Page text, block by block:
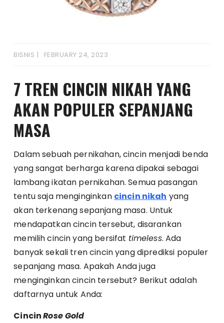
BISNIS FEBRUARY 24, 2023
7 TREN CINCIN NIKAH YANG
AKAN POPULER SEPANJANG
MASA
Dalam sebuah pernikahan, cincin menjadi benda
yang sangat berharga karena dipakai sebagai
lambang ikatan pernikahan. Semua pasangan
tentu saja menginginkan cincin nikah yang
akan terkenang sepanjang masa. Untuk
mendapatkan cincin tersebut, disarankan
memilih cincin yang bersifat timeless. Ada
banyak sekali tren cincin yang diprediksi populer
sepanjang masa. Apakah Anda juga
menginginkan cincin tersebut? Berikut adalah
daftarnya untuk Anda:
CincinRose Gold